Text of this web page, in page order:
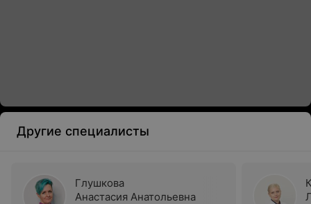
Другие специалисты
Глушкова
Анастасия Анатольевна